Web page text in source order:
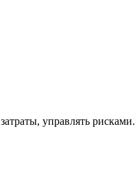
управлять рисками.